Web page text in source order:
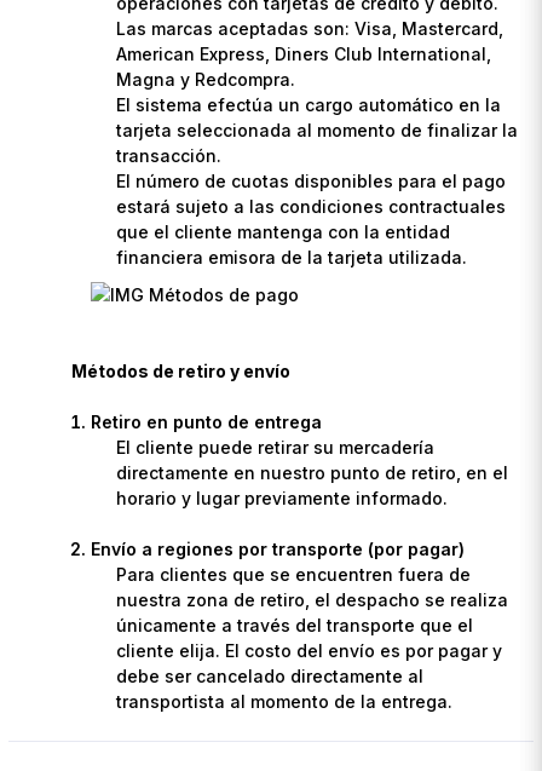
Las marcas aceptadas son: Visa, Mastercard,
American Express, Diners Club International,
Magna y Redcompra.
El sistema efectúa un cargo automático en la
tarjeta seleccionada al momento de finalizar la
transacción.
El número de cuotas disponibles para el pago
estará sujeto a las condiciones contractuales
que el cliente mantenga con la entidad
financiera emisora de la tarjeta utilizada.
Métodos de retiro y envío
Retiro en punto de entrega
El cliente puede retirar su mercadería
directamente en nuestro punto de retiro, en el
horario y lugar previamente informado.
Envío a regiones por transporte (por pagar)
Para clientes que se encuentren fuera de
nuestra zona de retiro, el despacho se realiza
únicamente a través del transporte que el
cliente elija. El costo del envío es por pagar y
debe ser cancelado directamente al
transportista al momento de la entrega.